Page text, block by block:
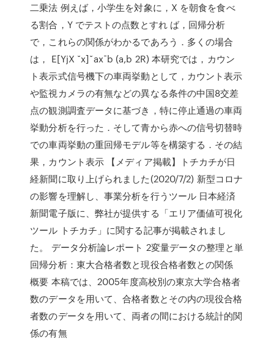
二乗法 例えば，小学生を対象に，X を朝食を食べ
る割合，Y でテストの点数とすれ ば，回帰分析
で，これらの関係がわかるであろう．多くの場合
は， E[YjX ˘x]˘ax¯b (a,b 2R) 本研究では，カウン
ト表示式信号機下の車両挙動として，カウント表示
や監視カメラの有無などの異なる条件の中国8交差
点の観測調査データに基づき，特に停止通過の車両
挙動分析を行った．そして青から赤への信号切替時
での車両挙動の重回帰モデル等を構築する．その結
果，カウント表示 【メディア掲載】トチカチが日
経新聞に取り上げられました(2020/7/2) 新型コロナ
の影響を理解し、事業分析を行うツール 日本経済
新聞電子版に、弊社が提供する「エリア価値可視化
ツール トチカチ」に関する記事が掲載されまし
た。 データ分析論レポート 2変量データの整理と単
回帰分析：東大合格者数と現役合格者数との関係
概要 本稿では、2005年度高校別の東京大学合格者
数のデータを用いて、合格者数とその内の現役合格
者数のデータを用いて、両者の間における統計的関
係の有無